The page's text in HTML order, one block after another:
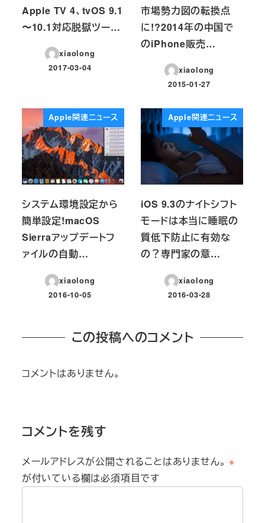
Apple TV 4、tvOS 9.1
〜10.1対応脱獄ツー…
xiaolong
投稿日
2017-03-04
市場勢力図の転換点
に!?2014年の中国で
のiPhone販売…
xiaolong
投稿日
2015-01-27
Apple関連ニュース
システム環境設定から
簡単設定!macOS
Sierraアップデートフ
ァイルの自動…
xiaolong
投稿日
2016-10-05
Apple関連ニュース
iOS 9.3のナイトシフト
モードは本当に睡眠の
質低下防止に有効な
の？専門家の意…
xiaolong
投稿日
2016-03-28
この投稿へのコメント
コメントはありません。
コメントを残す
メールアドレスが公開されることはありません。 ※
が付いている欄は必須項目です